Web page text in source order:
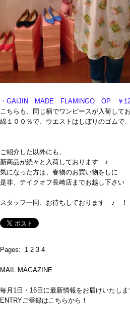
・GAIJIN MADE FLAMINGO OP ￥
こちらも、同じ柄でワンピースが入荷
綿１００％で、ウエストはしぼりのゴムで
ご紹介した以外にも、
新商品が続々と入荷しております ♪
気になった方は、春物のお買い物をしに
是非、テイクオフ長崎店までお越し下さい
スタッフ一同、お待ちしております ♪ ！
Pages: 1 2 3 4
MAIL MAGAZINE
毎月1日・16日に最新情報をお届けいたしま
ENTRYご登録はこちらから！